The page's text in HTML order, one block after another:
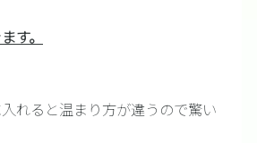
す。
れると温まり方が違うので驚い